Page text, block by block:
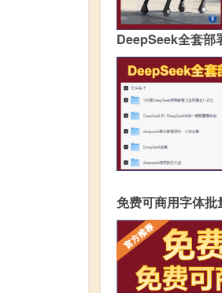
DeepSeek全套部
免费可商用字体批